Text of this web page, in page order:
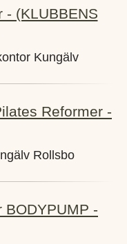
- (KLUBBENS
Kungälv
Reformer -
Rollsbo
-